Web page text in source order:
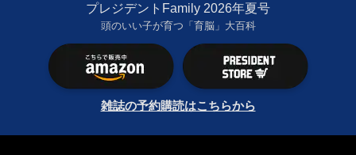
プレジデントFamily 2026年夏号
頭のいい子が育つ「育脳」大百科
雑誌の予約購読はこちらから